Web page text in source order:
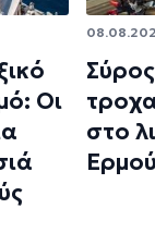
Οι
στο